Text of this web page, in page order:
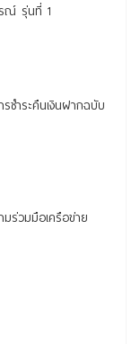
รณ์ รุ่นที่ 1
ำระคืนเงินฝากฉบับ
ร่วมมือเครือข่าย